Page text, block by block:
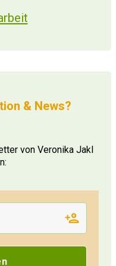
& News?
von Veronika Jakl